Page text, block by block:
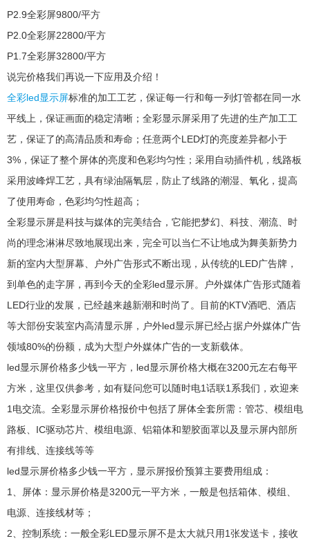
P2.9全彩屏9800/平方
P2.0全彩屏22800/平方
P1.7全彩屏32800/平方
说完价格我们再说一下应用及介绍！
全彩led显示屏标准的加工工艺，保证每一行和每一列灯管都在同一水
平线上，保证画面的稳定清晰；全彩显示屏采用了先进的生产加工工
艺，保证了的高清品质和寿命；任意两个LED灯的亮度差异都小于
3%，保证了整个屏体的亮度和色彩均匀性；采用自动插件机，线路板
采用波峰焊工艺，具有绿油隔氧层，防止了线路的潮湿、氧化，提高
了使用寿命，色彩均匀性超高；
全彩显示屏是科技与媒体的完美结合，它能把梦幻、科技、潮流、时
尚的理念淋淋尽致地展现出来，完全可以当仁不让地成为舞美新势力
新的室内大型屏幕、户外广告形式不断出现，从传统的LED广告牌，
到单色的走字屏，再到今天的全彩led显示屏。户外媒体广告形式随着
LED行业的发展，已经越来越新潮和时尚了。目前的KTV酒吧、酒店
等大部份安装室内高清显示屏，户外led显示屏已经占据户外媒体广告
领域80%的份额，成为大型户外媒体广告的一支新载体。
led显示屏价格多少钱一平方，led显示屏价格大概在3200元左右每平
方米，这里仅供参考，如有疑问您可以随时电1话联1系我们，欢迎来
1电交流。全彩显示屏价格报价中包括了屏体全套所需：管芯、模组电
路板、IC驱动芯片、模组电源、铝箱体和塑胶面罩以及显示屏内部所
有排线、连接线等等
led显示屏价格多少钱一平方，显示屏报价预算主要费用组成：
1、屏体：显示屏价格是3200元一平方米，一般是包括箱体、模组、
电源、连接线材等；
2、控制系统：一般全彩LED显示屏不是太大就只用1张发送卡，接收